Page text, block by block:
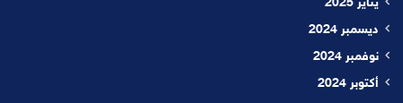
يناير 2025
ديسمبر 2024
نوفمبر 2024
أكتوبر 2024